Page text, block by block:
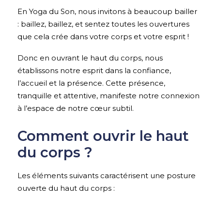
En Yoga du Son, nous invitons à beaucoup bailler
: baillez, baillez, et sentez toutes les ouvertures
que cela crée dans votre corps et votre esprit !
Donc en ouvrant le haut du corps, nous
établissons notre esprit dans la confiance,
l’accueil et la présence. Cette présence,
tranquille et attentive, manifeste notre connexion
à l’espace de notre cœur subtil.
Comment ouvrir le haut
du corps ?
Les éléments suivants caractérisent une posture
ouverte du haut du corps :